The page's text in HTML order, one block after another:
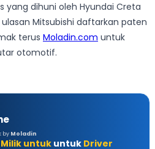
yang dihuni oleh Hyundai Creta
ulasan Mitsubishi daftarkan paten
terus Moladin.com untuk
otomotif.
by Moladin
Milik untuk untuk Driver